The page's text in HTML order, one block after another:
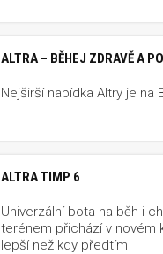
ALTRA – BĚHEJ ZDRAVĚ A
Nejširší nabídka Altry je na
ALTRA TIMP 6
Univerzální bota na běh i
terénem přichází v novém
lepší než kdy předtím